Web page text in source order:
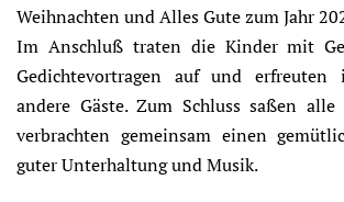
Weihnachten und Alles Gute zum Jahr
Im Anschluß traten die Kinder mit
Gedichtevortragen auf und
andere Gäste. Zum Schluss saßen
verbrachten gemeinsam einen
guter Unterhaltung und Musik.